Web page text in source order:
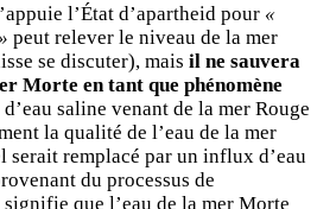
l’État d’apartheid pour «
peut relever le niveau de la mer
se discuter), mais il ne sauvera
Morte en tant que phénomène
saline venant de la mer Rouge
la qualité de l’eau de la mer
remplacé par un influx d’eau
du processus de
que l’eau de la mer Morte